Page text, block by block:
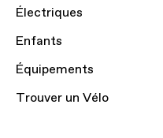
Électriques
Enfants
Équipements
Trouver un Vélo